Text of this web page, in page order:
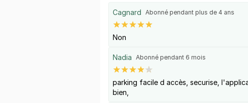
Cagnard Abonné pendant plus de 4 ans
Non
Nadia Abonné pendant 6 mois
parking facile d accès, securise,
bien,